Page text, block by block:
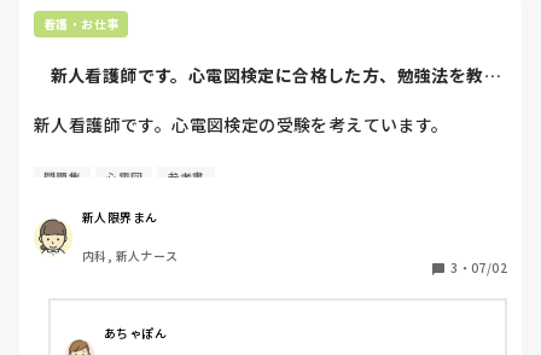
私が給料もらえてること自体どう思われてるかわからない
し、さすがに「給料下がったんですが」と聞けないので、こ
今とても心折れていて、勝手ながらこちらを読んで不愉快に
看護・お仕事
    新人看護師です。心電図検定に合格した方、勉強法を教え
新人看護師です。心電図検定の受験を考えています。
おすすめの参考書・問題集や、実際に使って良かった教材が
また、
・ どれくらいの勉強期間だったか
・新人看護師でも理解しやすかった教材なども教えていただ
けると嬉しいです！
問題集 心電図 参考書
新人限界まん
内科, 新人ナース
3 ・ 07/02
あちゃぽん